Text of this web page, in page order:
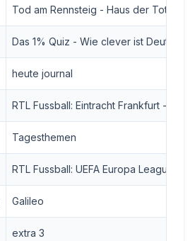
Tod am Rennsteig - Haus der Toten
Das 1% Quiz - Wie clever ist
heute journal
RTL Fussball: Eintracht Frankfurt - Ajax
Tagesthemen
RTL Fussball: UEFA Europa League,
Galileo
extra 3